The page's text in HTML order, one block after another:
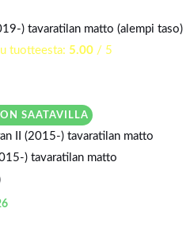
) tavaratilan matto (alempi taso)
tuotteesta: 5.00/ 5
SAATAVILLA
) tavaratilan matto